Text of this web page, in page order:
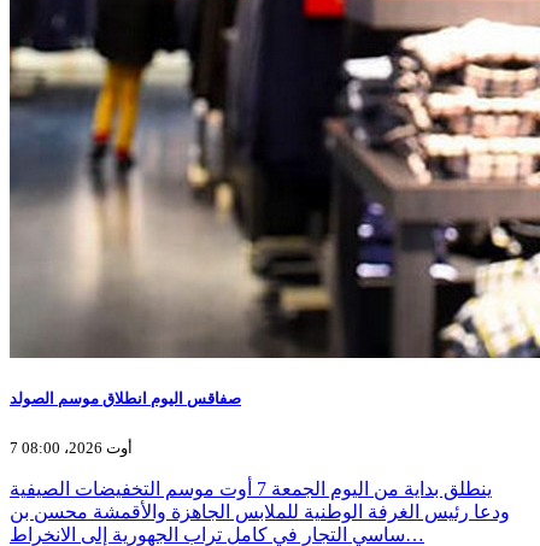
صفاقس اليوم انطلاق موسم الصولد
7 أوت 2026، 08:00
ينطلق بداية من اليوم الجمعة 7 أوت موسم التخفيضات الصيفية
ودعا رئيس الغرفة الوطنية للملابس الجاهزة والأقمشة محسن بن
ساسي التجار في كامل تراب الجهورية إلى الانخراط…